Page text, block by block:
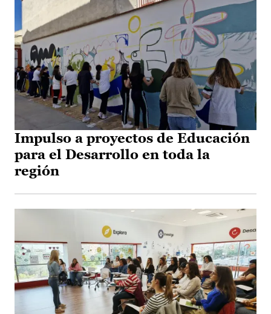
Impulso a proyectos de Educación
para el Desarrollo en toda la
región